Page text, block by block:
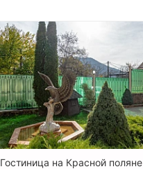
Гостиница на Красной поляне